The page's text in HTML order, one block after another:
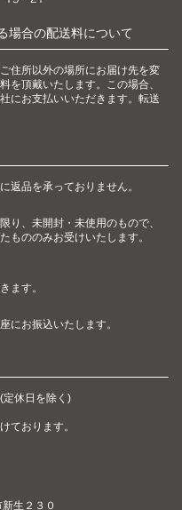
場合の配送料について
住所以外の場所にお届け先を変
を頂戴いたします。この場合、
にお支払いいただきます。転送
返品を承っておりません。
り、未開封・未使用のもので、
もののみお受けいたします。
ます。
にお振込いたします。
定休日を除く)
ております。
生２３０